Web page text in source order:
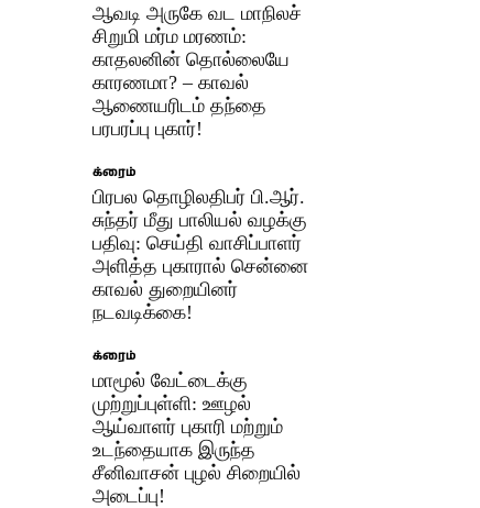
ஆவடி அருகே வட மாநிலச்
சிறுமி மர்ம மரணம்:
காதலனின் தொல்லையே
காரணமா? – காவல்
ஆணையரிடம் தந்தை
பரபரப்பு புகார்!
க்ரைம்
பிரபல தொழிலதிபர் பி.ஆர்.
சுந்தர் மீது பாலியல் வழக்கு
பதிவு: செய்தி வாசிப்பாளர்
அளித்த புகாரால் சென்னை
காவல் துறையினர்
நடவடிக்கை!
க்ரைம்
மாமூல் வேட்டைக்கு
முற்றுப்புள்ளி: ஊழல்
ஆய்வாளர் புகாரி மற்றும்
உடந்தையாக இருந்த
சீனிவாசன் புழல் சிறையில்
அடைப்பு!